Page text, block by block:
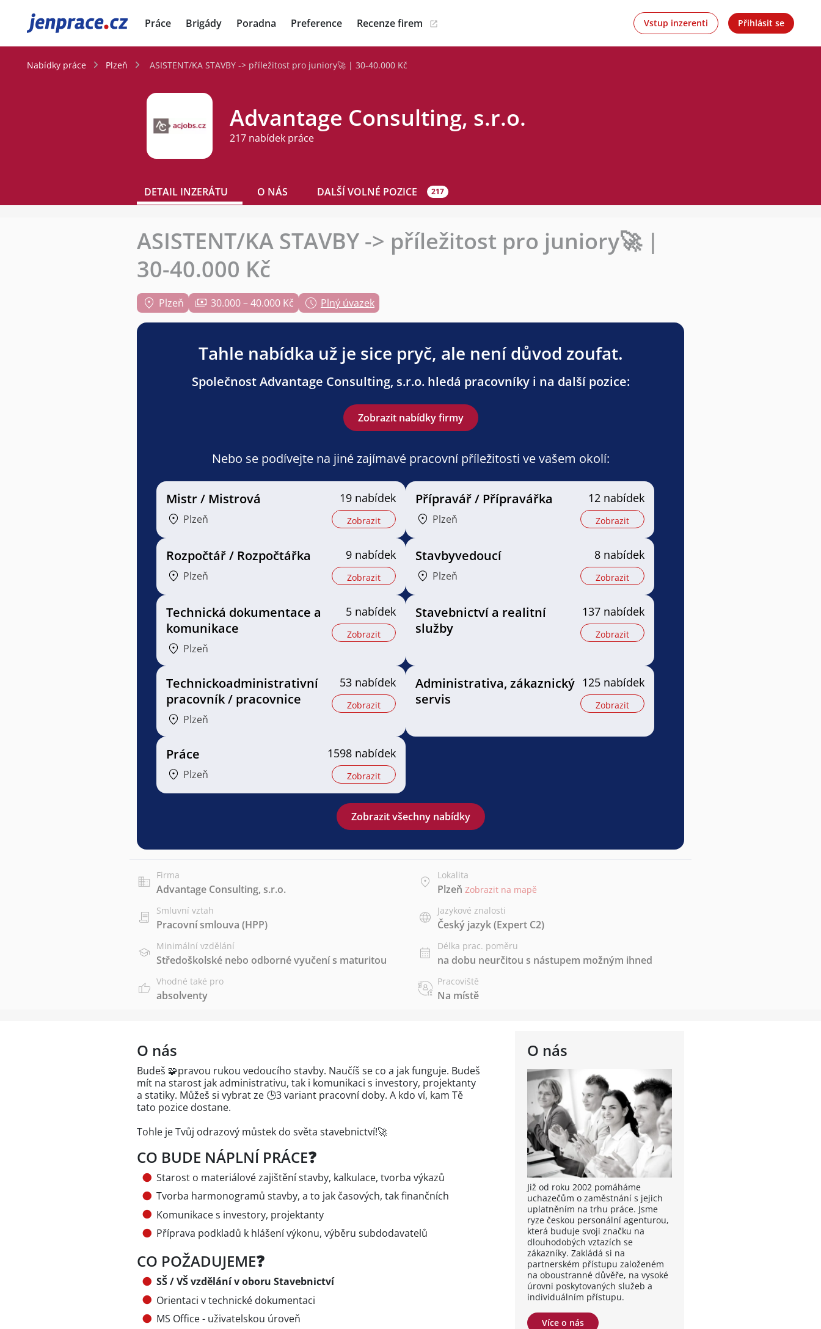
JenPráce.cz Práce Brigády Poradna Preference Recenze firem Vstup inzerenti Přihlásit se
Nabídky práce Plzeň ASISTENT/KA STAVBY -> příležitost pro juniory🚀 | 30-40.000 Kč
Advantage Consulting, s.r.o.
217 nabídek práce
DETAIL INZERÁTU O NÁS DALŠÍ VOLNÉ POZICE 217
ASISTENT/KA STAVBY -> příležitost pro juniory🚀 |
30-40.000 Kč
Plzeň 30.000 – 40.000 Kč Plný úvazek
Tahle nabídka už je sice pryč, ale není důvod zoufat.
Společnost Advantage Consulting, s.r.o. hledá pracovníky i na další pozice:
Zobrazit nabídky firmy
Nebo se podívejte na jiné zajímavé pracovní příležitosti ve vašem okolí:
Mistr / Mistrová
Plzeň
19 nabídek
Zobrazit
Přípravář / Přípravářka
Plzeň
12 nabídek
Zobrazit
Rozpočtář / Rozpočtářka
Plzeň
9 nabídek
Zobrazit
Stavbyvedoucí
Plzeň
8 nabídek
Zobrazit
Technická dokumentace a
komunikace
Plzeň
5 nabídek
Zobrazit
Stavebnictví a realitní
služby
137 nabídek
Zobrazit
Technickoadministrativní
pracovník / pracovnice
Plzeň
53 nabídek
Zobrazit
Administrativa, zákaznický
servis
125 nabídek
Zobrazit
Práce
Plzeň
1598 nabídek
Zobrazit
Zobrazit všechny nabídky
Firma
Advantage Consulting, s.r.o.
Lokalita
Plzeň Zobrazit na mapě
Smluvní vztah
Pracovní smlouva (HPP)
Jazykové znalosti
Český jazyk(Expert C2)
Minimální vzdělání
Středoškolské nebo odborné vyučení s maturitou
Délka prac. poměru
na dobu neurčitou s nástupem možným ihned
Vhodné také pro
absolventy
Pracoviště
Na místě
O nás
Již od roku 2002 pomáháme
uchazečům o zaměstnání s jejich
uplatněním na trhu práce. Jsme
ryze českou personální agenturou,
která buduje svoji značku na
dlouhodobých vztazích se
zákazníky. Zakládá si na
partnerském přístupu založeném
na oboustranné důvěře, na vysoké
úrovni poskytovaných služeb a
individuálním přístupu.
Více o nás
O nás
Budeš 🧩pravou rukou vedoucího stavby. Naučíš se co a jak funguje. Budeš
mít na starost jak administrativu, tak i komunikaci s investory, projektanty
a statiky. Můžeš si vybrat ze 🕒3 variant pracovní doby. A kdo ví, kam Tě
tato pozice dostane.
Tohle je Tvůj odrazový můstek do světa stavebnictví!🚀
CO BUDE NÁPLNÍ PRÁCE❓
Starost o materiálové zajištění stavby, kalkulace, tvorba výkazů
Tvorba harmonogramů stavby, a to jak časových, tak finančních
Komunikace s investory, projektanty
Příprava podkladů k hlášení výkonu, výběru subdodavatelů
CO POŽADUJEME❓
SŠ / VŠ vzdělání v oboru Stavebnictví
Orientaci v technické dokumentaci
MS Office - uživatelskou úroveň